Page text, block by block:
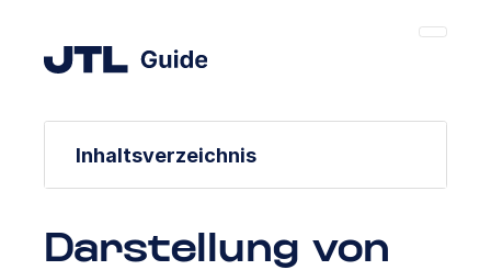
Inhaltsverzeichnis
Darstellung von